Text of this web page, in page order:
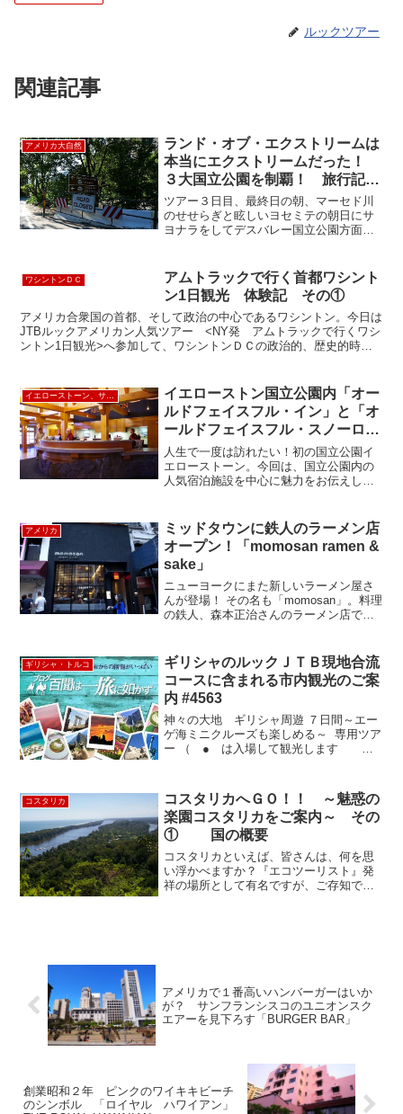
ルックツアー
関連記事
アメリカ大自然
ランド・オブ・エクストリームは
本当にエクストリームだった！
３大国立公園を制覇！ 旅行記そ
の⑧
ツアー３日目、最終日の朝、マーセド川
のせせらぎと眩しいヨセミテの朝日にサ
ヨナラをしてデスバレー国立公園方面へ
脈を越えて行くんですがこの道、冬は凍
結のため道路自体が...
ワシントンＤＣ
アムトラックで行く首都ワシント
ン1日観光 体験記 その①
アメリカ合衆国の首都、そして政治の中心であるワシントン。今日は
JTBルックアメリカン人気ツアー <NY発 アムトラックで行くワシ
ントン1日観光>へ参加して、ワシントンＤＣの政治的、歴史的時代
イエローストーン、サウスダコタ
イエローストン国立公園内「オー
ルドフェイスフル・イン」と「オ
ールドフェイスフル・スノーロッ
ジ」のご紹介
人生で一度は訪れたい！初の国立公園イ
エローストーン。今回は、国立公園内の
人気宿泊施設を中心に魅力をお伝えしま
間」のツアーでは国立公園内の人気ロッ
ジ、オールドフェイスフ...
アメリカ
ミッドタウンに鉄人のラーメン店
オープン！「momosan ramen &
sake」
ニューヨークにまた新しいラーメン屋さ
んが登場！ その名も「momosan」。料理
の鉄人、森本正治さんのラーメン店で
からはバーカウンターが見えて大人な雰
囲気。よく見る...
ギリシャ・トルコ
ギリシャのルックＪＴＢ現地合流
コースに含まれる市内観光のご案
内 #4563
神々の大地 ギリシャ周遊 ７日間～エー
ゲ海ミニクルーズも楽しめる～ 専用ツア
ー （ ● は入場して観光します
観光 約2時間30分●アクロポリスの丘
(パルテノ...
コスタリカ
コスタリカへＧＯ！！ ～魅惑の
楽園コスタリカをご案内～ その
① 国の概要
コスタリカといえば、皆さんは、何を思
い浮かべますか？『エコツーリスト』発
祥の場所として有名ですが、ご存知でし
アメリカで１番高いハンバーガーはいか
が？ サンフランシスコのユニオンスク
エアーを見下ろす「BURGER BAR」
創業昭和２年 ピンクのワイキキビーチ
のシンボル 「ロイヤル ハワイアン」